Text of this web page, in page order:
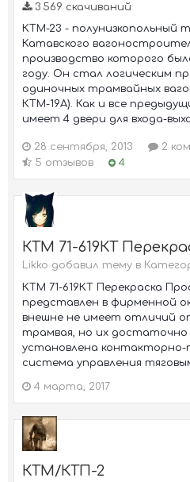
3 569 скачиваний
КТМ-23 - полунизкопольный
Катавского
производство которого
году. Он стал логическим
одиночных трамвайных
КТМ-19А). Как и все
имеет 4 двери для входа-
28 сентября, 2013
2
5 отзывов
4
КТМ 71-619КТ
Likko добавил тему в
КТМ 71-619КТ Перекраска
представлен в фирменной
внешне не имеет отличий
трамвая, но их
установлена
система управления тяговым
4 марта, 2017
КТМ/КТП-2